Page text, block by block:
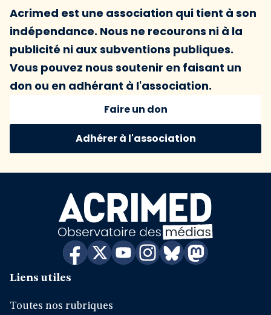
Acrimed est une association qui tient à son
indépendance. Nous ne recourons ni à la
publicité ni aux subventions publiques.
Vous pouvez nous soutenir en faisant un
don ou en adhérant à l'association.
Faire un don
Adhérer à l'association
Liens utiles
Toutes nos rubriques